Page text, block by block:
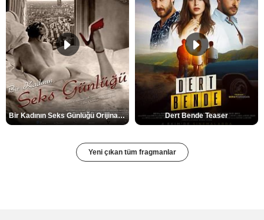
Bir Kadının Seks Günlüğü Orijinal Fragman Dert Bende Teaser
Yeni çıkan tüm fragmanlar